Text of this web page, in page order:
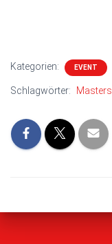
Kategorien: EVENT
Schlagwörter: Masters